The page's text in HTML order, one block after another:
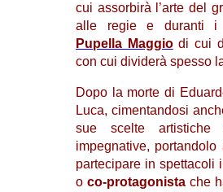
cui assorbirà l’arte del
alle regie e duranti i
Pupella Maggiodi cui
con cui dividerà spesso
Dopo la morte di
Luca, cimentandosi
sue scelte artistiche
impegnative,
partecipare in spettacoli
oco-protagonista che